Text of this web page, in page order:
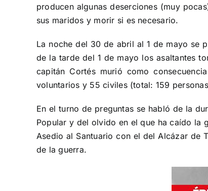
producen algunas deserciones (muy
sus maridos y morir si es necesario.
La noche del 30 de abril al 1 de mayo se
de la tarde del 1 de mayo los asaltantes
capitán Cortés murió como
voluntarios y 55 civiles (total: 159
En el turno de preguntas se habló de la
Popular y del olvido en el que ha caído la
Asedio al Santuario con el del Alcázar de
de la guerra.